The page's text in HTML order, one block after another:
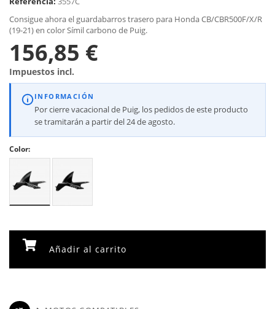
Consigue ahora el guardabarros trasero para Honda CB/CBR500F/X/R
(19-21) en color Símil carbono de Puig.
156,85 €
Impuestos incl.
INFORMACIÓN
Por cierre vacacional de Puig, los pedidos de este producto
se tramitarán a partir del 24 de agosto.
Color:
Añadir al carrito